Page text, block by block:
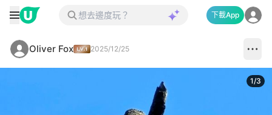
下載App
Oliver Fox 2025/12/25
1/3